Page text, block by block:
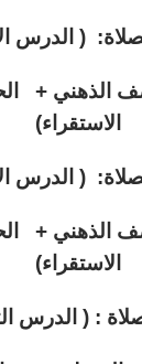
( الدرس
الذهني +
الاستقراء)
( الدرس
الذهني +
الاستقراء)
: ( الدرس